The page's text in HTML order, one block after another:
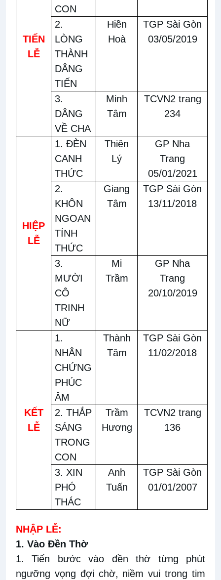
TIẾN
LỄ
CON
2.
LÒNG
THÀNH
DÂNG
TIẾN
Hiền
Hoà
TGP Sài Gòn
03/05/2019
3.
DÂNG
VỀ CHA
Minh
Tâm
TCVN2 trang
234
HIỆP
LỄ
1. ĐÈN
CANH
THỨC
Thiên
Lý
GP Nha
Trang
05/01/2021
2.
KHÔN
NGOAN
TỈNH
THỨC
Giang
Tâm
TGP Sài Gòn
13/11/2018
3.
MƯỜI
CÔ
TRINH
NỮ
Mi
Trầm
GP Nha
Trang
20/10/2019
KẾT
LỄ
1.
NHÂN
CHỨNG
PHÚC
ÂM
Thành
Tâm
TGP Sài Gòn
11/02/2018
2. THẮP
SÁNG
TRONG
CON
Trầm
Hương
TCVN2 trang
136
3. XIN
PHÓ
THÁC
Anh
Tuấn
TGP Sài Gòn
01/01/2007
NHẬP LỄ:
1. Vào Đền Thờ
1. Tiến bước vào đền thờ từng phút
ngưỡng vọng đợi chờ, niềm vui trong tim